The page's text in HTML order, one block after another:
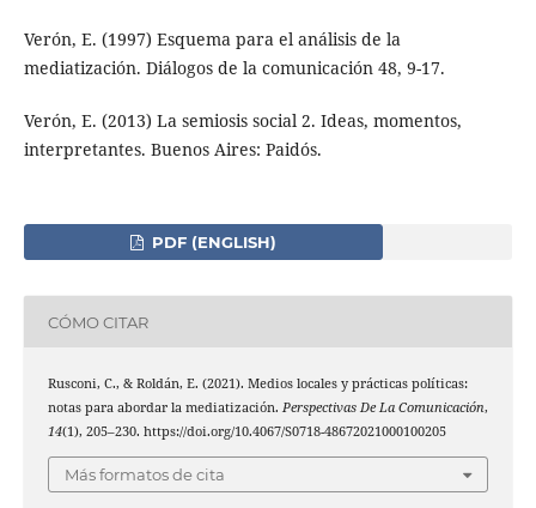
Verón, E. (1997) Esquema para el análisis de la
mediatización. Diálogos de la comunicación 48, 9-17.
Verón, E. (2013) La semiosis social 2. Ideas, momentos,
interpretantes. Buenos Aires: Paidós.
PDF (ENGLISH)
CÓMO CITAR
Rusconi, C., & Roldán, E. (2021). Medios locales y prácticas políticas:
notas para abordar la mediatización. Perspectivas De La Comunicación,
14(1), 205–230. https://doi.org/10.4067/S0718-48672021000100205
Más formatos de cita